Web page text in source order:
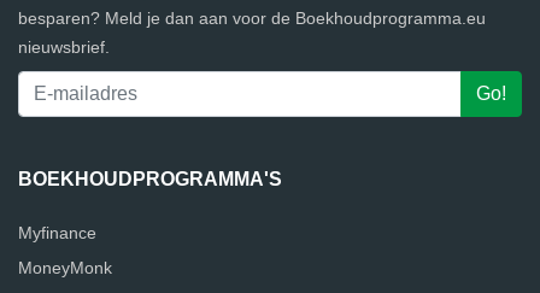
besparen? Meld je dan aan voor de Boekhoudprogramma.eu
nieuwsbrief.
BOEKHOUDPROGRAMMA'S
Myfinance
MoneyMonk